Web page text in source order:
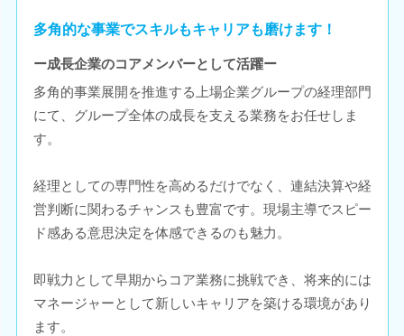
多角的な事業でスキルもキャリアも磨けます！
ー成長企業のコアメンバーとして活躍ー
多角的事業展開を推進する上場企業グループの経理部門
にて、グループ全体の成長を支える業務をお任せしま
す。
経理としての専門性を高めるだけでなく、連結決算や経
営判断に関わるチャンスも豊富です。現場主導でスピー
ド感ある意思決定を体感できるのも魅力。
即戦力として早期からコア業務に挑戦でき、将来的には
マネージャーとして新しいキャリアを築ける環境があり
ます。